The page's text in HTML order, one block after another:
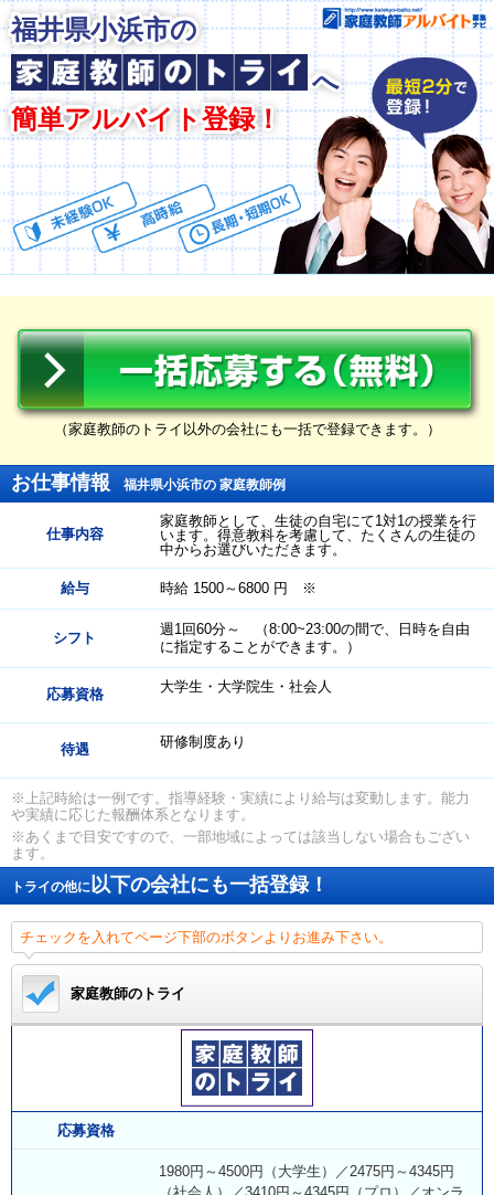
福井県小浜市の
へ
簡単アルバイト登録！
（家庭教師のトライ以外の会社にも一括で登録できます。）
お仕事情報 福井県小浜市の 家庭教師例
仕事内容
家庭教師として、生徒の自宅にて1対1の授業を行
います。得意教科を考慮して、たくさんの生徒の
中からお選びいただきます。
給与 時給 1500～6800 円 ※
シフト
週1回60分～ （8:00~23:00の間で、日時を自由
に指定することができます。）
応募資格 大学生・大学院生・社会人
待遇 研修制度あり
※上記時給は一例です。指導経験・実績により給与は変動します。能力
や実績に応じた報酬体系となります。
※あくまで目安ですので、一部地域によっては該当しない場合もござい
ます。
トライの他に以下の会社にも一括登録！
チェックを入れてページ下部のボタンよりお進み下さい。
家庭教師のトライ
応募資格
1980円～4500円（大学生）／2475円～4345円